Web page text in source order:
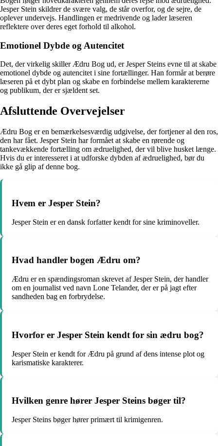
Jesper Stein skildrer de svære valg, de står overfor, og de sejre, de
oplever undervejs. Handlingen er medrivende og lader læseren
reflektere over deres eget forhold til alkohol.
Emotionel Dybde og Autencitet
Det, der virkelig skiller Ædru Bog ud, er Jesper Steins evne til at skabe
emotionel dybde og autencitet i sine fortællinger. Han formår at berøre
læseren på et dybt plan og skabe en forbindelse mellem karaktererne
og publikum, der er sjældent set.
Afsluttende Overvejelser
Ædru Bog er en bemærkelsesværdig udgivelse, der fortjener al den ros,
den har fået. Jesper Stein har formået at skabe en rørende og
tankevækkende fortælling om ædruelighed, der vil blive husket længe.
Hvis du er interesseret i at udforske dybden af ædruelighed, bør du
ikke gå glip af denne bog.
Hvem er Jesper Stein?
Jesper Stein er en dansk forfatter kendt for sine kriminoveller.
Hvad handler bogen Ædru om?
Ædru er en spændingsroman skrevet af Jesper Stein, der handler
om en journalist ved navn Lone Telander, der er på jagt efter
sandheden bag en forbrydelse.
Hvorfor er Jesper Stein kendt for sin ædru bog?
Jesper Stein er kendt for Ædru på grund af dens intense plot og
karismatiske karakterer.
Hvilken genre hører Jesper Steins bøger til?
Jesper Steins bøger hører primært til krimigenren.